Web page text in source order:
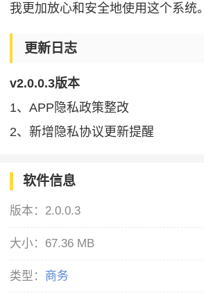
我更加放心和安全地使用这个系统。
更新日志
v2.0.0.3版本
1、APP隐私政策整改
2、新增隐私协议更新提醒
软件信息
版本： 2.0.0.3
大小： 67.36 MB
类型： 商务